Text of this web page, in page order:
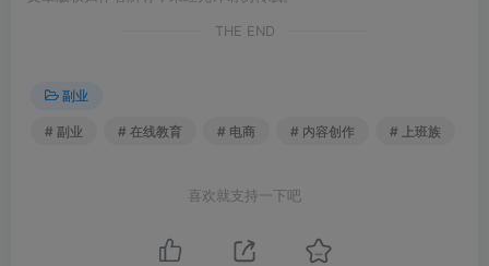
THE END
副业
# 副业 # 在线教育 # 电商 # 内容创作 # 上班族
喜欢就支持一下吧